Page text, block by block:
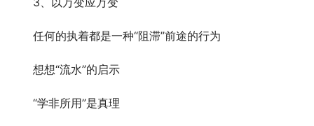
任何的执着都是一种“阻滞”前途的行为
想想“流水”的启示
“学非所用”是真理